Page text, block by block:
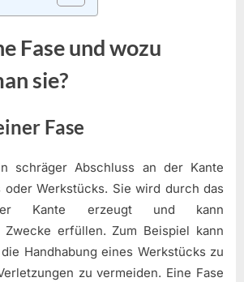
Fase und wozu
sie?
Fase
schräger Abschluss an der Kante
oder Werkstücks. Sie wird durch das
Kante erzeugt und kann
Zwecke erfüllen. Zum Beispiel kann
Handhabung eines Werkstücks zu
zu vermeiden. Eine Fase